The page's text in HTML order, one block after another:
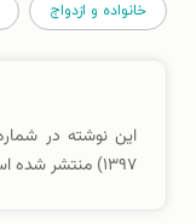
خانواده و ازدواج
۱۳۹۷) منتشر شده است.